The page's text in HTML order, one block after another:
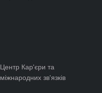
Центр Кар'єри та
міжнародних зв'язків